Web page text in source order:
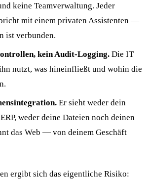
keine Teamverwaltung. Jeder
mit einem privaten Assistenten —
ist verbunden.
kein Audit-Logging. Die IT
nutzt, was hineinfließt und wohin die
Er sieht weder dein
weder deine Dateien noch deinen
das Web — von deinem Geschäft
ergibt sich das eigentliche Risiko: